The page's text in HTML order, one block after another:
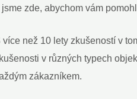
jsme zde, abychom vám
​více než 10 lety zkušeností ‌v
v⁣ různých typech
zákazníkem.